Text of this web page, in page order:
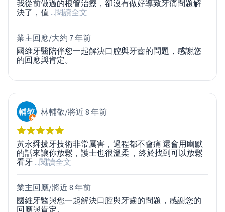
我從前做過的根管治療，卻沒有做好導致牙痛問題解
決了，值 ...閱讀全文
業主回應/大約 7 年前
國維牙醫陪伴您一起解決口腔與牙齒的問題，感謝您
的回應與肯定。
林輔敬/將近 8 年前
黃永舜拔牙技術非常厲害，過程都不會痛 還會用幽默
的話來讓你放鬆，護士也很溫柔 ，終於找到可以放鬆
看牙 ...閱讀全文
業主回應/將近 8 年前
國維牙醫與您一起解決口腔與牙齒的問題，感謝您的
回應與肯定。